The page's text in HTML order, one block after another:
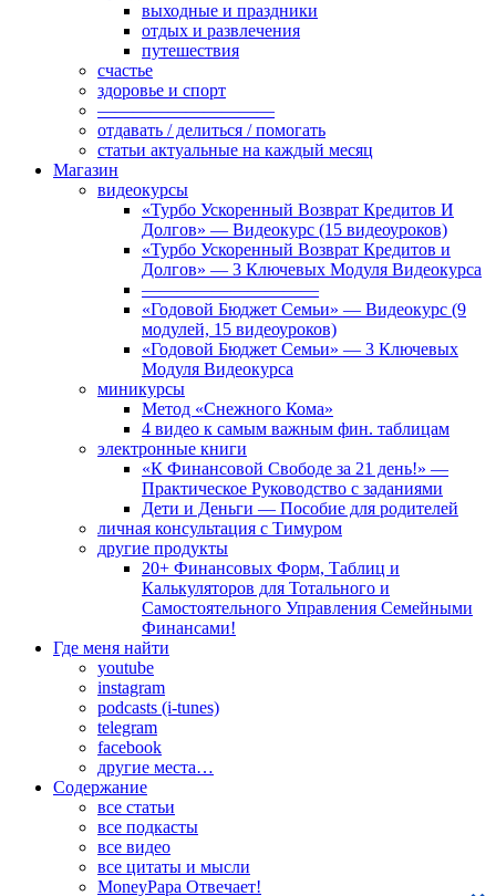
выходные и праздники
отдых и развлечения
путешествия
счастье
здоровье и спорт
——————————
отдавать / делиться / помогать
статьи актуальные на каждый месяц
Магазин
видеокурсы
«Турбо Ускоренный Возврат Кредитов И
Долгов» — Видеокурс (15 видеоуроков)
«Турбо Ускоренный Возврат Кредитов и
Долгов» — 3 Ключевых Модуля Видеокурса
——————————
«Годовой Бюджет Семьи» — Видеокурс (9
модулей, 15 видеоуроков)
«Годовой Бюджет Семьи» — 3 Ключевых
Модуля Видеокурса
миникурсы
Метод «Снежного Кома»
4 видео к самым важным фин. таблицам
электронные книги
«К Финансовой Свободе за 21 день!» —
Практическое Руководство с заданиями
Дети и Деньги — Пособие для родителей
личная консультация с Тимуром
другие продукты
20+ Финансовых Форм, Таблиц и
Калькуляторов для Тотального и
Самостоятельного Управления Семейными
Финансами!
Где меня найти
youtube
instagram
podcasts (i-tunes)
telegram
facebook
другие места…
Содержание
все статьи
все подкасты
все видео
все цитаты и мысли
MoneyPapa Отвечает!